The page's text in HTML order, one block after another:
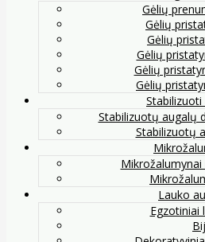
Gėlių
Gėlių
Gėlių
Gėlių
Gėlių
Gėlių
Stabilizuoti
Stabilizuotų augalų
Stabilizuotų
Mikrožalumynai
Lauko
Egzotiniai